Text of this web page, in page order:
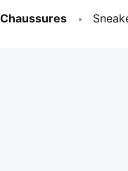
Chaussures